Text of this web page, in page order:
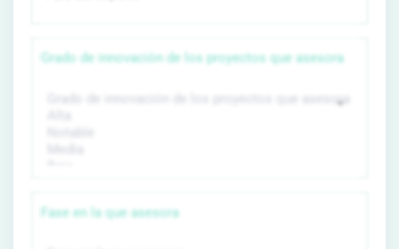
Grado de innovación de los proyectos que asesora
Fase en la que asesora